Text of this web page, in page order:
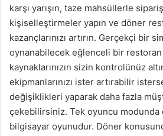
karşı yarışın, taze mahsüllerle
kişiselleştirmeler yapın ve döner
kazançlarınızı artırın. Gerçekçi bir
oynanabilecek eğlenceli bir
kaynaklarınızın sizin kontrolünüz
ekipmanlarınızı ister artırabilir
değişiklikleri yaparak daha fazla
çekebilirsiniz. Tek oyuncu modunda
bilgisayar oyunudur. Döner